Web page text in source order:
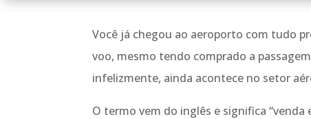
Você já chegou ao aeroporto com tudo
voo, mesmo tendo comprado a
infelizmente, ainda acontece no setor
O termo vem do inglês e significa